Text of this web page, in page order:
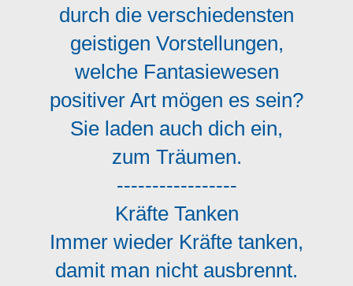
durch die verschiedensten
geistigen Vorstellungen,
welche Fantasiewesen
positiver Art mögen es sein?
Sie laden auch dich ein,
zum Träumen.
-----------------
Kräfte Tanken
Immer wieder Kräfte tanken,
damit man nicht ausbrennt.